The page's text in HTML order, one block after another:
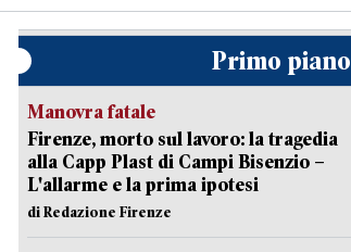
Primo piano
Manovra fatale
Firenze, morto sul lavoro: la tragedia
alla Capp Plast di Campi Bisenzio –
L'allarme e la prima ipotesi
di Redazione Firenze